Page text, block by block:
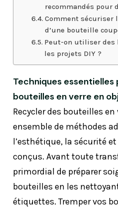
recommandés pour
Comment sécuriser
d’une bouteille
Peut-on utiliser
les projets DIY ?
Techniques
bouteilles en verre en
Recycler des bouteilles
ensemble de méthodes
l’esthétique, la sécurité
conçus. Avant toute
primordial de préparer
bouteilles en les
étiquettes. Tremper vos